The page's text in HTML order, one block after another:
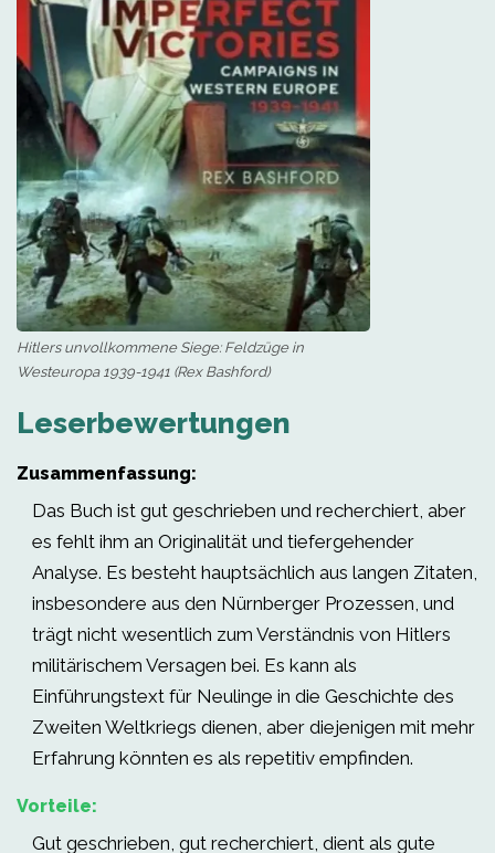
Hitlers unvollkommene Siege: Feldzüge in
Westeuropa 1939-1941 (Rex Bashford)
Leserbewertungen
Zusammenfassung:
Das Buch ist gut geschrieben und recherchiert, aber
es fehlt ihm an Originalität und tiefergehender
Analyse. Es besteht hauptsächlich aus langen Zitaten,
insbesondere aus den Nürnberger Prozessen, und
trägt nicht wesentlich zum Verständnis von Hitlers
militärischem Versagen bei. Es kann als
Einführungstext für Neulinge in die Geschichte des
Zweiten Weltkriegs dienen, aber diejenigen mit mehr
Erfahrung könnten es als repetitiv empfinden.
Vorteile:
Gut geschrieben, gut recherchiert, dient als gute